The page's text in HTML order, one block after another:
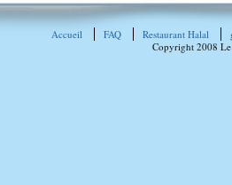
Accueil FAQ Restaurant Halal
Copyright 2008